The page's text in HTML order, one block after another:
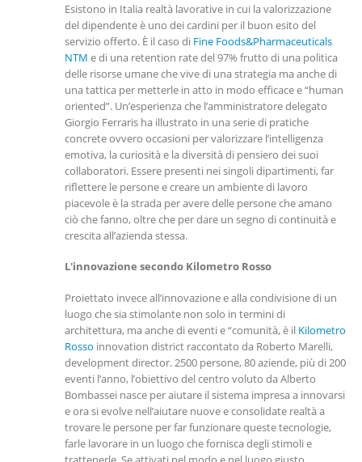
Esistono in Italia realtà lavorative in cui la valorizzazione
del dipendente è uno dei cardini per il buon esito del
servizio offerto. È il caso di Fine Foods&Pharmaceuticals
NTM e di una retention rate del 97% frutto di una politica
delle risorse umane che vive di una strategia ma anche di
una tattica per metterle in atto in modo efficace e “human
oriented”. Un’esperienza che l’amministratore delegato
Giorgio Ferraris ha illustrato in una serie di pratiche
concrete ovvero occasioni per valorizzare l’intelligenza
emotiva, la curiosità e la diversità di pensiero dei suoi
collaboratori. Essere presenti nei singoli dipartimenti, far
riflettere le persone e creare un ambiente di lavoro
piacevole è la strada per avere delle persone che amano
ciò che fanno, oltre che per dare un segno di continuità e
crescita all’azienda stessa.
L'innovazione secondo Kilometro Rosso
Proiettato invece all’innovazione e alla condivisione di un
luogo che sia stimolante non solo in termini di
architettura, ma anche di eventi e “comunità, è il Kilometro
Rosso innovation district raccontato da Roberto Marelli,
development director. 2500 persone, 80 aziende, più di 200
eventi l’anno, l’obiettivo del centro voluto da Alberto
Bombassei nasce per aiutare il sistema impresa a innovarsi
e ora si evolve nell’aiutare nuove e consolidate realtà a
trovare le persone per far funzionare queste tecnologie,
farle lavorare in un luogo che fornisca degli stimoli e